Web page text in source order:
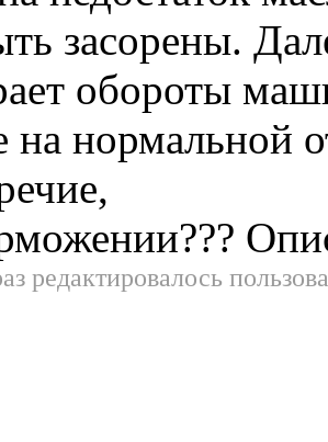
засорены.
обороты
на нормальной
редактировалось